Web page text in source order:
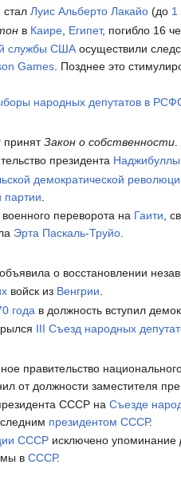
стал Луис Альберто Лакайо(до 1
в Каире, Египет, погибло 16
службы СШАосуществили
Games. Позднее это
народных депутатов в
принятЗакон о собственности.
президента Наджибуллы
демократической
партии
переворота на Гаити,
Эрта Паскаль-Труйо.
объявила о восстановлении
войск из Венгрии
года в должность вступил
III Съезд народных
правительство
от должности заместителя
СССР на Съезде
президентом СССР.
СССРисключено упоминание
в СССР.